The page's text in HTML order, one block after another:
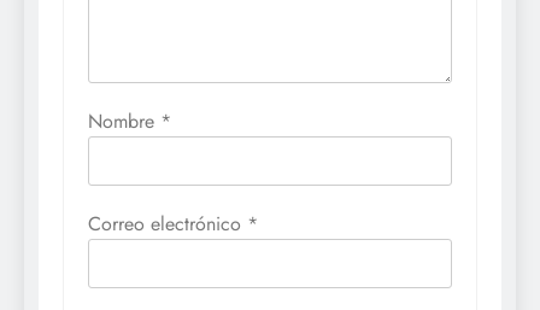
Nombre *
Correo electrónico *